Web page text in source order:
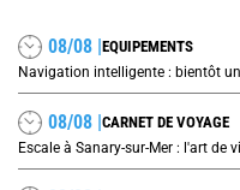
08/08 |EQUIPEMENTS
Navigation intelligente : bientôt
08/08 |CARNET DE VOYAGE
Escale à Sanary-sur-Mer : l'art de